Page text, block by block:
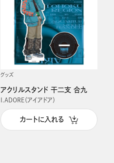
グッズ
アクリルスタンド 干二支 合九
I.ADORE（アイアドア）
カートに入れる